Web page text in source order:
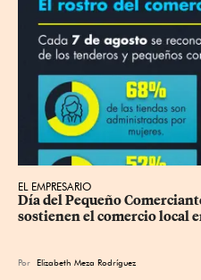
EL EMPRESARIO
Día del Pequeño
sostienen el comercio local
Por Elizabeth Meza Rodríguez